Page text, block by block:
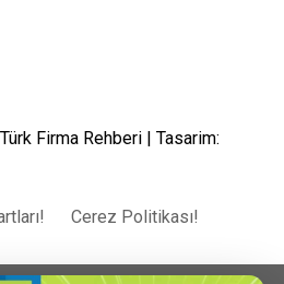
Firma Rehberi | Tasarim:
Cerez Politikası!